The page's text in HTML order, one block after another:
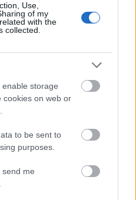
Use,
of my
with the
collected.
storage
cookies on web or
to be sent to
purposes.
send me
áll, hogy közvetlen
ide.
olyan erővel,
turisztikai
teljes mértékben
szerint a
Zöld-foki-szigetek és
os nyár meglepetései.